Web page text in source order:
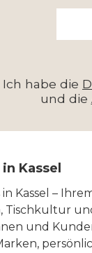
Ich habe die
und die
Kassel
Kassel –
Tischkultur
und